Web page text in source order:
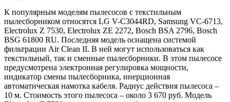
К популярным моделям пылесосов с текстильным
пылесборником относятся LG V-C3044RD, Samsung VC-6713,
Electrolux Z 7530, Electrolux ZE 2272, Bosch BSA 2796, Bosch
BSG 61800 RU. Последняя модель оснащена системой
фильтрации Air Clean II. В ней могут использоваться как
текстильный, так и сменные пылесборники. В этом пылесосе
предусмотрена электронная регулировка мощности,
индикатор смены пылесборника, инерционная
автоматическая намотка кабеля. Радиус действия пылесоса –
10 м. Стоимость этого пылесоса – около 3 670 руб. Модель